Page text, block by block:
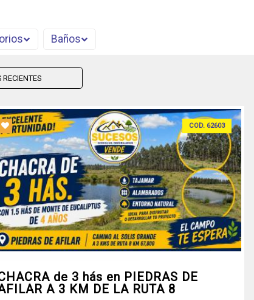
Baños
COD. 62603
de 3 hás en PIEDRAS DE
A 3 KM DE LA RUTA 8